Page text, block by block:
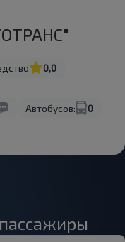
0,0
Автобусов:
0